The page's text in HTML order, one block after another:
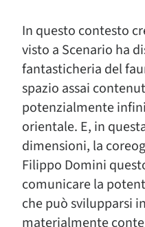
In questo contesto
visto a Scenario ha
fantasticheria del
spazio assai
potenzialmente
orientale. E, in
dimensioni, la
Filippo Domini
comunicare la
che può svilupparsi
materialmente